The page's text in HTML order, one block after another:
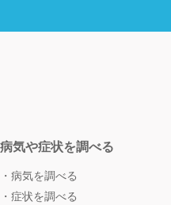
病気や症状を調べる
病気を調べる
症状を調べる